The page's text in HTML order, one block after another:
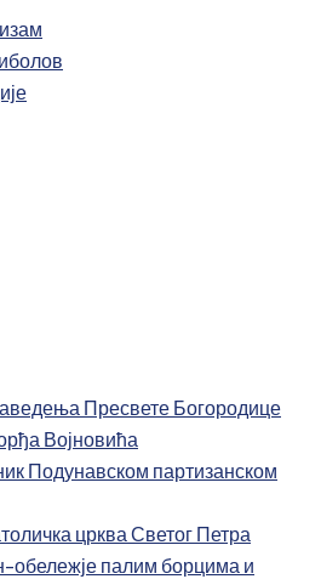
Пресвете Богородице
Војновића
Подунавском партизанском
црква Светог Петра
обележје палим борцима и